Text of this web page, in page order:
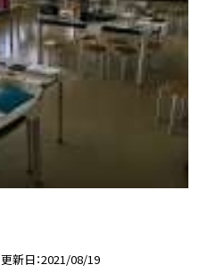
更新日 2021/08/19